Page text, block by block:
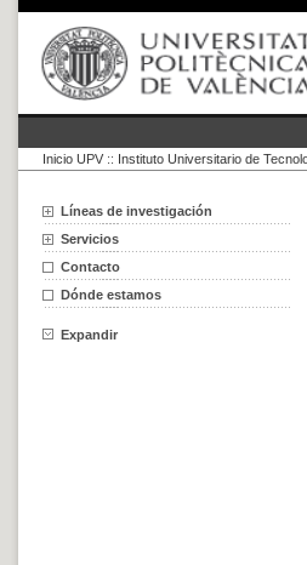
Inicio UPV :: Instituto Universitario de
Líneas de investigación
Servicios
Contacto
Dónde estamos
Expandir